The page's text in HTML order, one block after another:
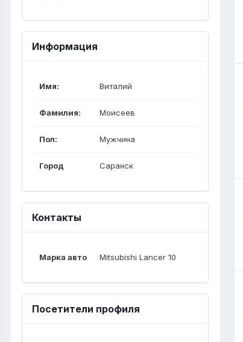
Информация
Имя: Виталий
Фамилия: Моисеев
Пол: Мужчина
Город Саранск
Контакты
Марка авто Mitsubishi Lancer 10
Посетители профиля